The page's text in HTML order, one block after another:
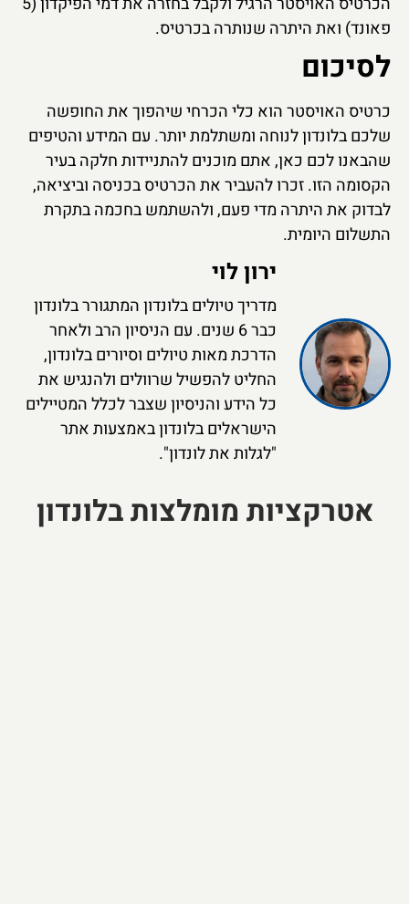
פאונד) ואת היתרה שנותרה בכרטיס.
לסיכום
כרטיס האויסטר הוא כלי הכרחי שיהפוך את החופשה
שלכם בלונדון לנוחה ומשתלמת יותר. עם המידע והטיפים
שהבאנו לכם כאן, אתם מוכנים להתניידות חלקה בעיר
הקסומה הזו. זכרו להעביר את הכרטיס בכניסה וביציאה,
לבדוק את היתרה מדי פעם, ולהשתמש בחכמה בתקרת
התשלום היומית.
ירון לוי
מדריך טיולים בלונדון המתגורר בלונדון
כבר 6 שנים. עם הניסיון הרב ולאחר
הדרכת מאות טיולים וסיורים בלונדון,
החליט להפשיל שרוולים ולהנגיש את
כל הידע והניסיון שצבר לכלל המטיילים
הישראלים בלונדון באמצעות אתר
"לגלות את לונדון".
אטרקציות מומלצות בלונדון